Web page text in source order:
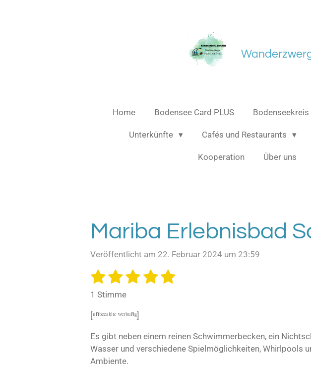
Home Bodensee Card PLUS Bodenseekreis
Unterkünfte Cafés und Restaurants
Kooperation Über uns
Mariba Erlebnisbad
Veröffentlicht am 22. Februar 2024 um 23:59
B
e
w
e
t
u
n
1
S
t
e
r
n
2
S
t
r
n
3
S
t
r
n
4
r
n
5
r
n
B
u
g
1 Stimme
[ᵘⁿᵇᵉᶻᵃʰˡᵗᵉ ʷᵉʳᵇᵘⁿᵍ]
Es gibt neben einem reinen Schwimmerbecken, ein
Wasser und verschiedene Spielmöglichkeiten, Whirlpools
Ambiente.